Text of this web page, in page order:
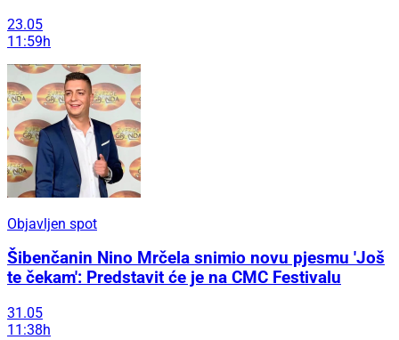
23.05
11:59h
Objavljen spot
Šibenčanin Nino Mrčela snimio novu pjesmu 'Još
te čekam': Predstavit će je na CMC Festivalu
31.05
11:38h